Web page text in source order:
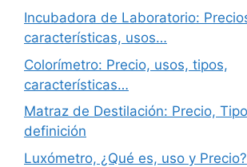
Incubadora de Laboratorio:
características, usos…
Colorímetro: Precio, usos, tipos,
características…
Matraz de Destilación: Precio,
definición
Luxómetro, ¿Qué es, uso y Precio?